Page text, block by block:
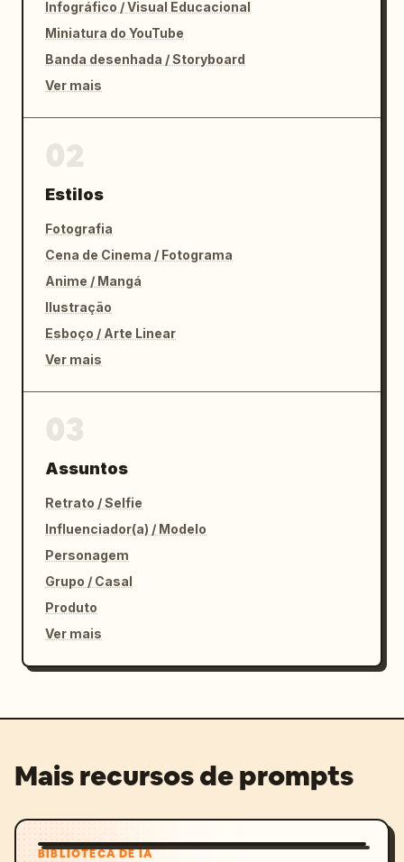
Infográfico / Visual Educacional
Miniatura do YouTube
Banda desenhada / Storyboard
Ver mais
Estilos
Fotografia
Cena de Cinema / Fotograma
Anime / Mangá
Ilustração
Esboço / Arte Linear
Ver mais
Assuntos
Retrato / Selfie
Influenciador(a) / Modelo
Personagem
Grupo / Casal
Produto
Ver mais
Mais recursos de prompts
BIBLIOTECA DE IA